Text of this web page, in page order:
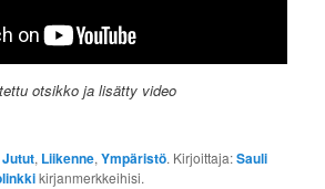
otsikko ja lisätty video
Jutut, Liikenne,Ympäristö. Kirjoittaja:Sauli
kirjanmerkkeihisi.